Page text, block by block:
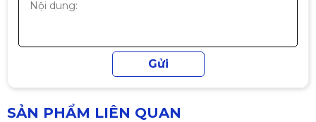
SẢN PHẨM LIÊN QUAN
Ghế Gaming Extreme Zero S
Trắng/ Đen/ Hồng
1.390.000đ 1.700.000đ